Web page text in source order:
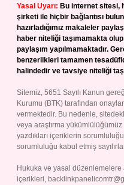
Yasal Uyarı: Bu internet sitesi,
şirketi ile hiçbir bağlantısı
hazırladığımız makaleler
haber niteliği taşımamakta
paylaşım yapılmamaktadır.
benzerlikleri tamamen
halindedir ve tavsiye niteliği
Sitemiz, 5651 Sayılı Kanun
Kurumu (BTK) tarafından
vermektedir. Bu nedenle,
veya araştırma
yazdıkları içeriklerin
sorumluluğu kabul etmiş
Hukuka ve yasal düzenlemelere
içerikleri,